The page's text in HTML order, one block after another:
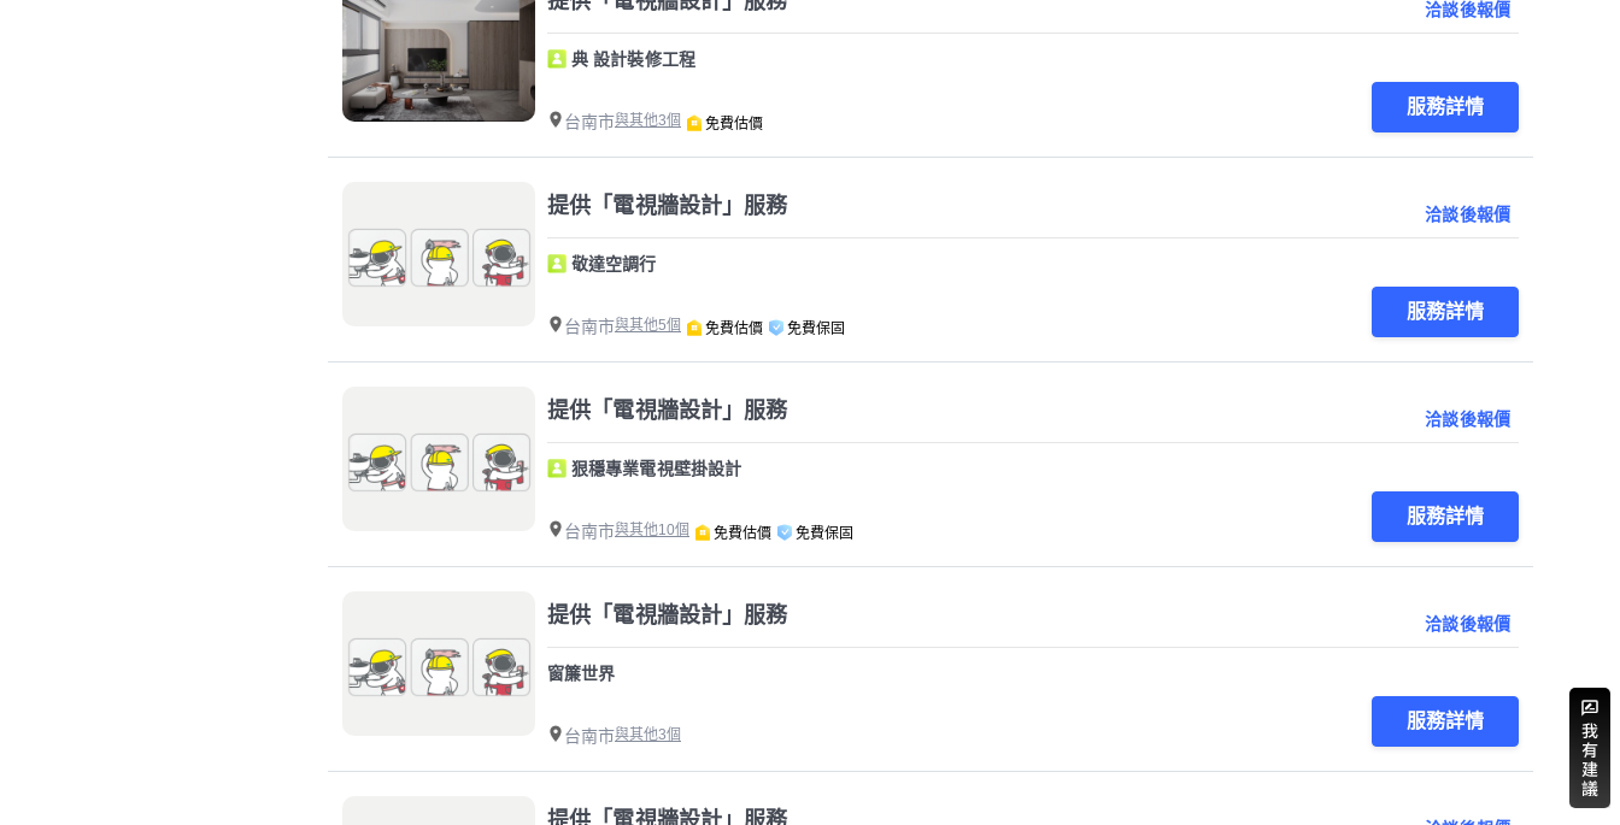
洽談後報價
典 設計裝修工程
台南市與其他3個 免費估價
服務詳情
提供「電視牆設計」服務 洽談後報價
敬達空調行
台南市與其他5個 免費估價 免費保固
服務詳情
提供「電視牆設計」服務 洽談後報價
狠穩專業電視壁掛設計
台南市與其他10個 免費估價 免費保固
服務詳情
提供「電視牆設計」服務 洽談後報價
窗簾世界
台南市與其他3個
服務詳情
提供「電視牆設計」服務